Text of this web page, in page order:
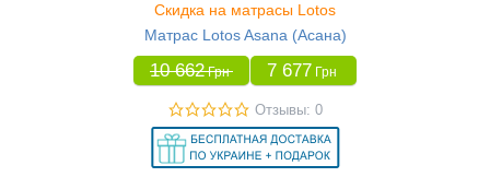
Скидка на матрасы Lotos
Матрас Lotos Asana (Асана)
10 662 Грн 7 677 Грн
Отзывы: 0